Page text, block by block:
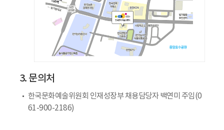
3. 문의처
한국문화예술위원회 인재성장부 채용담당자 백연미 주임(0
61-900-2186)